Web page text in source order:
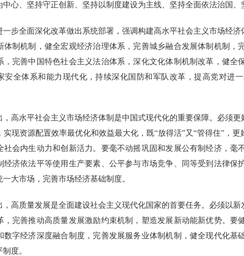
中心、坚持守正创新、坚持以制度建设为主线、坚持全面依法治国、
一步全面深化改革做出系统部署，强调构建高水平社会主义市场经
体制机制，健全宏观经济治理体系，完善城乡融合发展体制机制，
，完善中国特色社会主义法治体系，深化文化体制机制改革，健全
安全体系和能力现代化，持续深化国防和军队改革，提高党对进
，高水平社会主义市场经济体制是中国式现代化的重要保障。必须
实现资源配置效率最优化和效益最大化，既“放得活”又“管得住”，
社会内生动力和创新活力。要毫不动摇巩固和发展公有制经济，毫
经济依法平等使用生产要素、公平参与市场竞争、同等受到法律保
大市场，完善市场经济基础制度。
，高质量发展是全面建设社会主义现代化国家的首要任务。必须以
，完善推动高质量发展激励约束机制，塑造发展新动能新优势。要
数字经济深度融合制度，完善发展服务业体制机制，健全现代化基
度。